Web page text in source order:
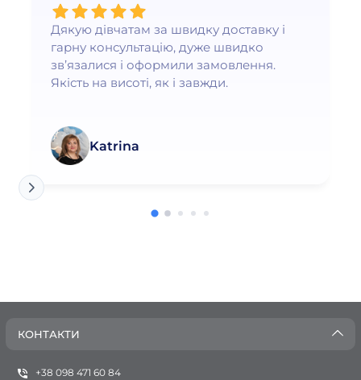
Дякую дівчатам за швидку доставку і
гарну консультацію, дуже швидко
зв’язалися і оформили замовлення.
Якість на висоті, як і завжди.
Katrina
КОНТАКТИ
+38 098 471 60 84